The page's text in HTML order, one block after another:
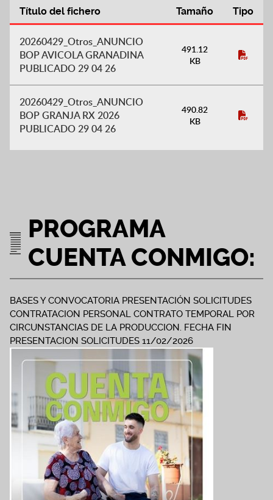
AUTORIZACIÓNACTUACIONES EXTRAORDINARIAS DE
INTERÉS PÚBLICO EN SUELO RUSTICO
Título del fichero Tamaño Tipo
20260429_Otros_ANUNCIO
BOP AVICOLA GRANADINA
PUBLICADO 29 04 26
491.12
KB
20260429_Otros_ANUNCIO
BOP GRANJA RX 2026
PUBLICADO 29 04 26
490.82
KB
PROGRAMA
CUENTA CONMIGO:
BASES Y CONVOCATORIA PRESENTACIÓN SOLICITUDES
CONTRATACION PERSONAL CONTRATO TEMPORAL POR
CIRCUNSTANCIAS DE LA PRODUCCION. FECHA FIN
PRESENTACION SOLICITUDES 11/02/2026